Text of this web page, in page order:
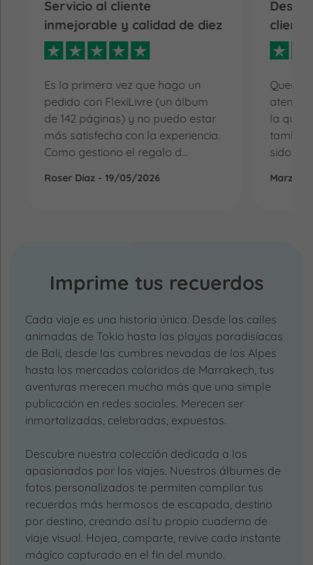
Servicio al cliente
inmejorable y calidad de diez
Es la primera vez que hago un
pedido con FlexiLivre (un álbum
de 142 páginas) y no puedo estar
más satisfecha con la experiencia.
Como gestiono el regalo d...
Roser Diaz - 19/05/2026
cliente
Quería
la que
sido la
Imprime tus recuerdos
Cada viaje es una historia única. Desde las calles
animadas de Tokio hasta las playas paradisíacas
de Bali, desde las cumbres nevadas de los Alpes
hasta los mercados coloridos de Marrakech, tus
aventuras merecen mucho más que una simple
publicación en redes sociales. Merecen ser
inmortalizadas, celebradas, expuestas.
Descubre nuestra colección dedicada a los
apasionados por los viajes. Nuestros álbumes de
fotos personalizados te permiten compilar tus
recuerdos más hermosos de escapada, destino
por destino, creando así tu propio cuaderno de
viaje visual. Hojea, comparte, revive cada instante
mágico capturado en el fin del mundo.